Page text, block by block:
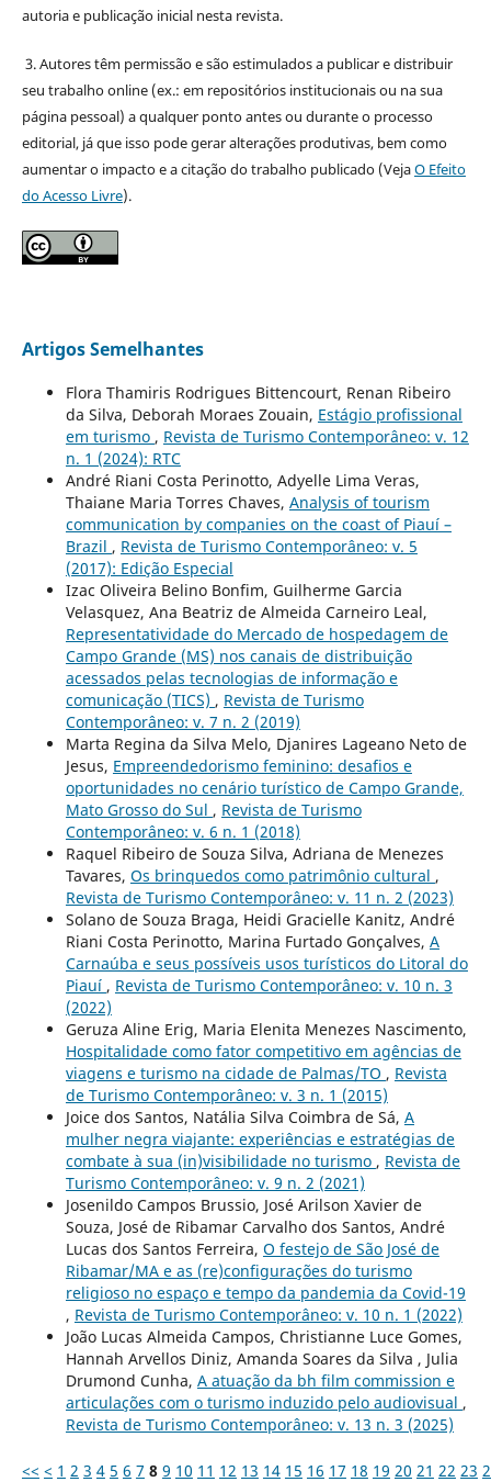
autoria e publicação inicial nesta revista.
3. Autores têm permissão e são estimulados a publicar e distribuir
seu trabalho online (ex.: em repositórios institucionais ou na sua
página pessoal) a qualquer ponto antes ou durante o processo
editorial, já que isso pode gerar alterações produtivas, bem como
aumentar o impacto e a citação do trabalho publicado (VejaO Efeito
do Acesso Livre).
Artigos Semelhantes
Flora Thamiris Rodrigues Bittencourt, Renan Ribeiro
da Silva, Deborah Moraes Zouain, Estágio profissional
em turismo , Revista de Turismo Contemporâneo: v. 12
n. 1 (2024): RTC
André Riani Costa Perinotto, Adyelle Lima Veras,
Thaiane Maria Torres Chaves, Analysis of tourism
communication by companies on the coast of Piauí –
Brazil , Revista de Turismo Contemporâneo: v. 5
(2017): Edição Especial
Izac Oliveira Belino Bonfim, Guilherme Garcia
Velasquez, Ana Beatriz de Almeida Carneiro Leal,
Representatividade do Mercado de hospedagem de
Campo Grande (MS) nos canais de distribuição
acessados pelas tecnologias de informação e
comunicação (TICS) , Revista de Turismo
Contemporâneo: v. 7 n. 2 (2019)
Marta Regina da Silva Melo, Djanires Lageano Neto de
Jesus, Empreendedorismo feminino: desafios e
oportunidades no cenário turístico de Campo Grande,
Mato Grosso do Sul , Revista de Turismo
Contemporâneo: v. 6 n. 1 (2018)
Raquel Ribeiro de Souza Silva, Adriana de Menezes
Tavares, Os brinquedos como patrimônio cultural ,
Revista de Turismo Contemporâneo: v. 11 n. 2 (2023)
Solano de Souza Braga, Heidi Gracielle Kanitz, André
Riani Costa Perinotto, Marina Furtado Gonçalves, A
Carnaúba e seus possíveis usos turísticos do Litoral do
Piauí , Revista de Turismo Contemporâneo: v. 10 n. 3
(2022)
Geruza Aline Erig, Maria Elenita Menezes Nascimento,
Hospitalidade como fator competitivo em agências de
viagens e turismo na cidade de Palmas/TO , Revista
de Turismo Contemporâneo: v. 3 n. 1 (2015)
Joice dos Santos, Natália Silva Coimbra de Sá, A
mulher negra viajante: experiências e estratégias de
combate à sua (in)visibilidade no turismo , Revista de
Turismo Contemporâneo: v. 9 n. 2 (2021)
Josenildo Campos Brussio, José Arilson Xavier de
Souza, José de Ribamar Carvalho dos Santos, André
Lucas dos Santos Ferreira, O festejo de São José de
Ribamar/MA e as (re)configurações do turismo
religioso no espaço e tempo da pandemia da Covid-19
, Revista de Turismo Contemporâneo: v. 10 n. 1 (2022)
João Lucas Almeida Campos, Christianne Luce Gomes,
Hannah Arvellos Diniz, Amanda Soares da Silva , Julia
Drumond Cunha, A atuação da bh film commission e
articulações com o turismo induzido pelo audiovisual ,
Revista de Turismo Contemporâneo: v. 13 n. 3 (2025)
<< < 1 2 3 4 5 6 7 8 9 10 11 12 13 14 15 16 17 18 19 20 21 22 23